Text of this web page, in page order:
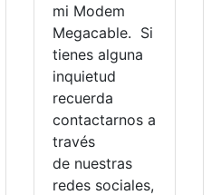
mi Modem
Megacable. Si
tienes alguna
inquietud
recuerda
contactarnos a
través
de nuestras
redes sociales,